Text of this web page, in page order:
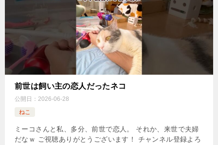
前世は飼い主の恋人だったネコ
公開日： 2026-06-28
ねこ
ミーコさんと私、多分、前世で恋人。 それか、来世で夫婦
だなｗ ご視聴ありがとうございます！ チャンネル登録よろ